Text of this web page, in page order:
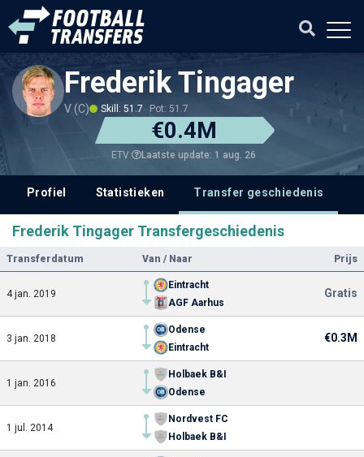
Frederik Tingager
V (C) Skill: 51.7 Pot: 51.7
€0.4M
ETV Laatste update: 1 aug. 26
Profiel Statistieken Transfer geschiedenis
Frederik Tingager Transfergeschiedenis
Transferdatum Van / Naar Prijs
4 jan. 2019
Eintracht
AGF Aarhus
Gratis
3 jan. 2018
Odense
Eintracht
€0.3M
1 jan. 2016
Holbaek B&I
Odense
1 jul. 2014
Nordvest FC
Holbaek B&I